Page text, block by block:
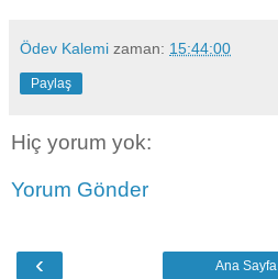
Ödev Kalemi zaman: 15:44:00
Paylaş
Hiç yorum yok:
Yorum Gönder
‹ Ana Sayfa